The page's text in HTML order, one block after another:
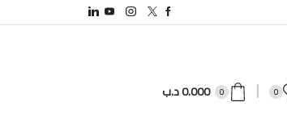
0
0
0.000د.ب